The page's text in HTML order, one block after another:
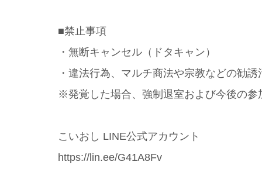
■禁止事項
・無断キャンセル（ドタキャン）
・違法行為、マルチ商法や宗教などの勧誘
※発覚した場合、強制退室および今後の参
こいおし LINE公式アカウント
https://lin.ee/G41A8Fv